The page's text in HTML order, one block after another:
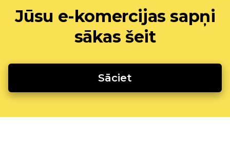
Jūsu e-komercijas sapņi
sākas šeit
Sāciet